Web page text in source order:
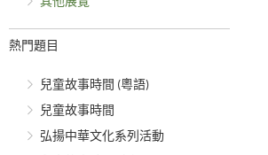
熱門題目
兒童故事時間 (粵語)
兒童故事時間
弘揚中華文化系列活動